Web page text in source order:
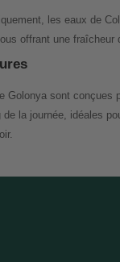
les eaux de
offrant une fraîcheur
Golonya sont conçues
de la journée, idéales